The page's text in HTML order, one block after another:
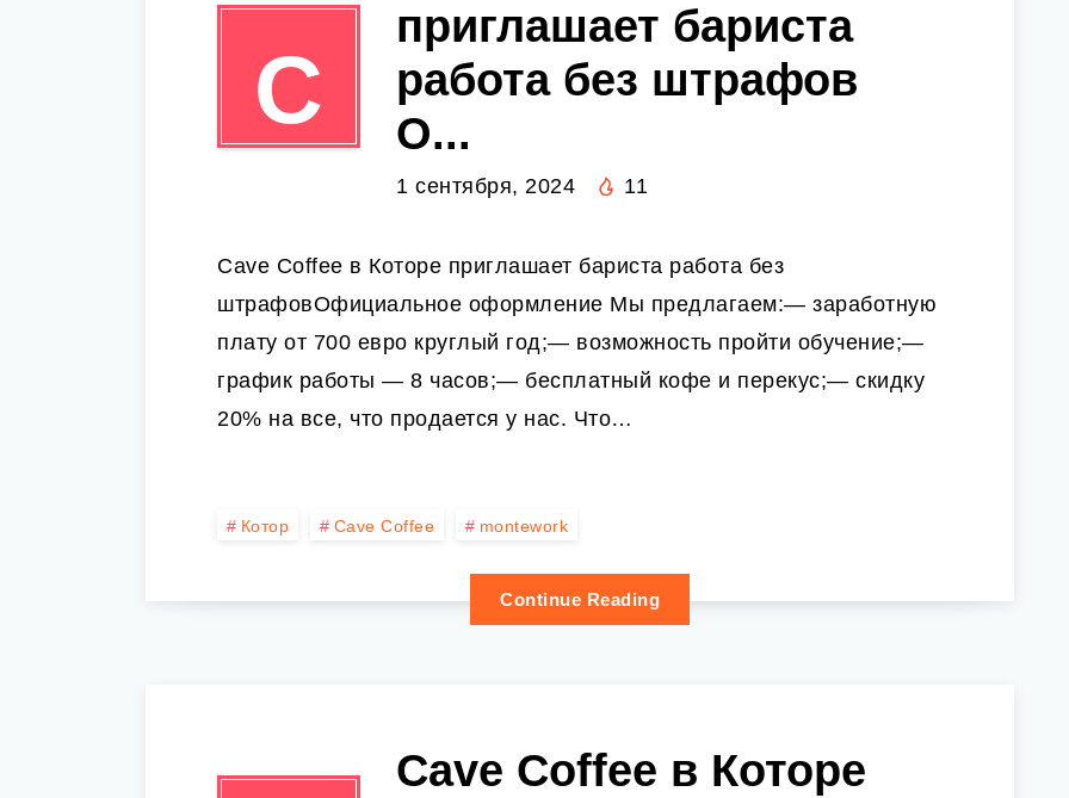
C
приглашает бариста
работа без штрафов
О...
1 сентября, 2024 11
Cave Coffee в Которе приглашает бариста работа без
штрафовОфициальное оформление Мы предлагаем:— заработную
плату от 700 евро круглый год;— возможность пройти обучение;—
график работы — 8 часов;— бесплатный кофе и перекус;— скидку
20% на все, что продается у нас. Что…
Котор Cave Coffee montework
Continue Reading
Cave Coffee в Которе